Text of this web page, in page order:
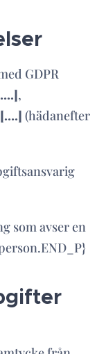
GDPR
,
[….] (hädanefter
som avser en